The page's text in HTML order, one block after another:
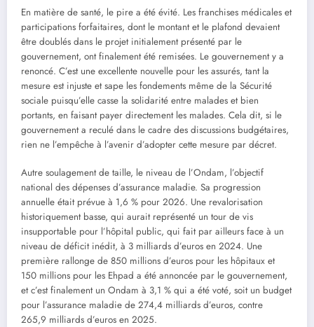
En matière de santé, le pire a été évité. Les franchises médicales et
participations forfaitaires, dont le montant et le plafond devaient
être doublés dans le projet initialement présenté par le
gouvernement, ont finalement été remisées. Le gouvernement y a
renoncé. C’est une excellente nouvelle pour les assurés, tant la
mesure est injuste et sape les fondements même de la Sécurité
sociale puisqu’elle casse la solidarité entre malades et bien
portants, en faisant payer directement les malades. Cela dit, si le
gouvernement a reculé dans le cadre des discussions budgétaires,
rien ne l’empêche à l’avenir d’adopter cette mesure par décret.
Autre soulagement de taille, le niveau de l’Ondam, l’objectif
national des dépenses d’assurance maladie. Sa progression
annuelle était prévue à 1,6 % pour 2026. Une revalorisation
historiquement basse, qui aurait représenté un tour de vis
insupportable pour l’hôpital public, qui fait par ailleurs face à un
niveau de déficit inédit, à 3 milliards d’euros en 2024. Une
première rallonge de 850 millions d’euros pour les hôpitaux et
150 millions pour les Ehpad a été annoncée par le gouvernement,
et c’est finalement un Ondam à 3,1 % qui a été voté, soit un budget
pour l’assurance maladie de 274,4 milliards d’euros, contre
265,9 milliards d’euros en 2025.